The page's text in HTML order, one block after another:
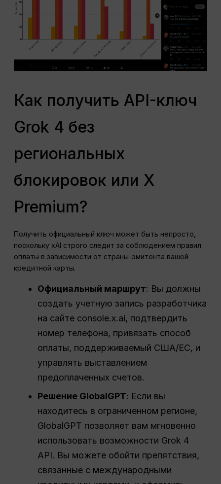
Как получить API-ключ
Grok 4 без
региональных
блокировок или X
Premium?
Получить официальный ключ может быть непросто,
поскольку xAI строго следит за соблюдением правил
оплаты в зависимости от страны-эмитента вашей
кредитной карты.
Официальный маршрут: Вы должны
создать учетную запись разработчика
на сайте console.x.ai, подтвердить
номер телефона, привязать способ
оплаты, поддерживаемый США/ЕС, и
управлять выставлением
предоплаченных счетов.
Решение GlobalGPT: Если вы
находитесь в ограниченном регионе,
GlobalGPT позволяет вам мгновенно
использовать возможности Grok 4
API. Вы можете обойти препятствия,
связанные с международными